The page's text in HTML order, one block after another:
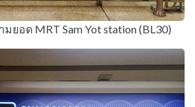
ยอด MRT Sam Yot station (BL30)